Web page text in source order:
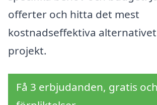
offerter och hitta det mest
kostnadseffektiva
projekt.
Få 3 erbjudanden, gratis